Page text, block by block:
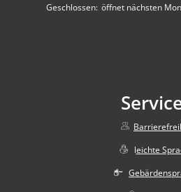
Klicken, um weitere Öffnungs-
Geschlossen: öffnet nächsten
leichte